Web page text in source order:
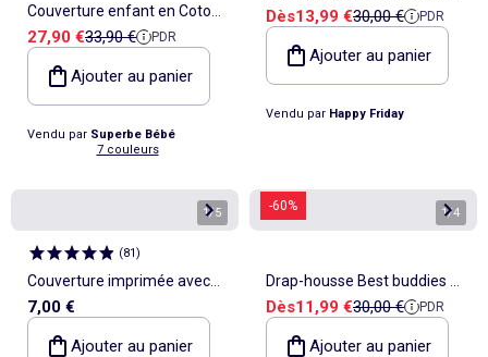
Couverture enfant en Coton
Oeko-tex et Minky | SUPERBE
BEBE
Prix de vente
27,90 €Prix de référence
33,90 € PDR
Ajouter au panier
Vendu par Superbe Bébé
7 couleurs
"Happyfriday"
DèsPrix de vente
13,99 €Prix de référence
30,00 € PDR
Ajouter au panier
Vendu par Happy Friday
1/5
(81)
Couverture imprimée avec
effet polaire/doudou
7,00 €
Ajouter au panier
-60% 1/4
Drap-housse Best buddies Lit
Bébé "Happyfriday"
DèsPrix de vente
11,99 €Prix de référence
30,00 € PDR
Ajouter au panier